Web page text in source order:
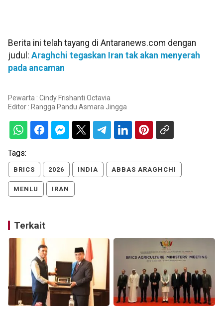
Berita ini telah tayang di Antaranews.com dengan
judul: Araghchi tegaskan Iran tak akan menyerah
pada ancaman
Pewarta : Cindy Frishanti Octavia
Editor : Rangga Pandu Asmara Jingga
Tags:
BRICS 2026 INDIA ABBAS ARAGHCHI
MENLU IRAN
Terkait